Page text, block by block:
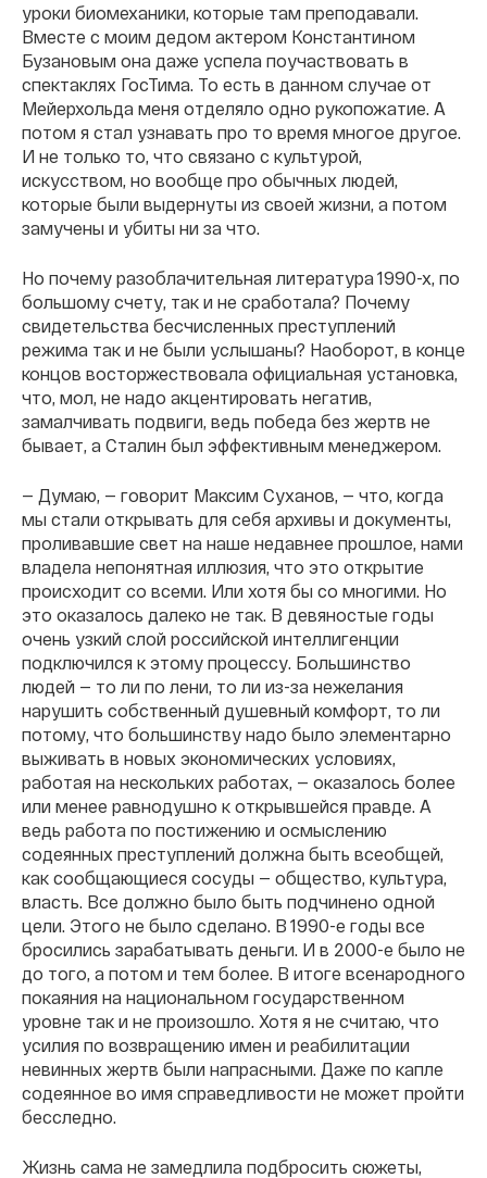
уроки биомеханики, которые там преподавали.
Вместе с моим дедом актером Константином
Бузановым она даже успела поучаствовать в
спектаклях ГосТима. То есть в данном случае от
Мейерхольда меня отделяло одно рукопожатие. А
потом я стал узнавать про то время многое другое.
И не только то, что связано с культурой,
искусством, но вообще про обычных людей,
которые были выдернуты из своей жизни, а потом
замучены и убиты ни за что.
Но почему разоблачительная литература 1990-х, по
большому счету, так и не сработала? Почему
свидетельства бесчисленных преступлений
режима так и не были услышаны? Наоборот, в конце
концов восторжествовала официальная установка,
что, мол, не надо акцентировать негатив,
замалчивать подвиги, ведь победа без жертв не
бывает, а Сталин был эффективным менеджером.
— Думаю, — говорит Максим Суханов, — что, когда
мы стали открывать для себя архивы и документы,
проливавшие свет на наше недавнее прошлое, нами
владела непонятная иллюзия, что это открытие
происходит со всеми. Или хотя бы со многими. Но
это оказалось далеко не так. В девяностые годы
очень узкий слой российской интеллигенции
подключился к этому процессу. Большинство
людей — то ли по лени, то ли из-за нежелания
нарушить собственный душевный комфорт, то ли
потому, что большинству надо было элементарно
выживать в новых экономических условиях,
работая на нескольких работах, — оказалось более
или менее равнодушно к открывшейся правде. А
ведь работа по постижению и осмыслению
содеянных преступлений должна быть всеобщей,
как сообщающиеся сосуды — общество, культура,
власть. Все должно было быть подчинено одной
цели. Этого не было сделано. В 1990-е годы все
бросились зарабатывать деньги. И в 2000-е было не
до того, а потом и тем более. В итоге всенародного
покаяния на национальном государственном
уровне так и не произошло. Хотя я не считаю, что
усилия по возвращению имен и реабилитации
невинных жертв были напрасными. Даже по капле
содеянное во имя справедливости не может пройти
бесследно.
Жизнь сама не замедлила подбросить сюжеты,